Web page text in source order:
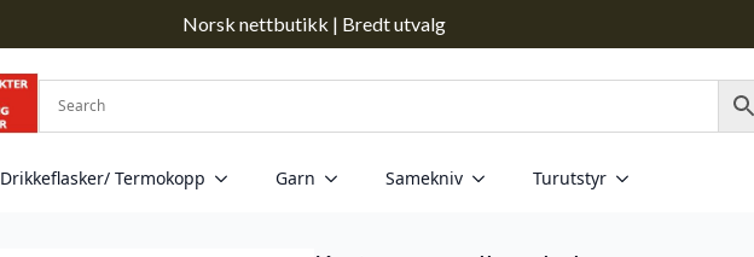
Norsk nettbutikk | Bredt utvalg
Drikkeflasker/ Termokopp Garn Samekniv Turutstyr